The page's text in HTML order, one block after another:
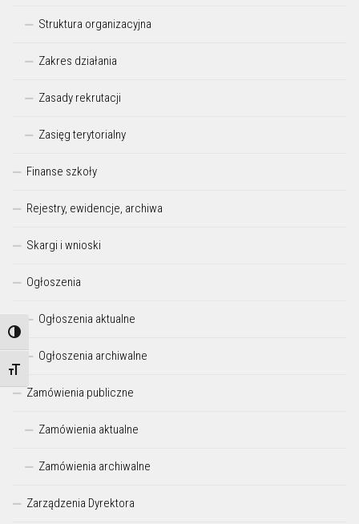
Przełącz wysoki kontrast
Zmień rozmiar czcionek
Struktura organizacyjna
Zakres działania
Zasady rekrutacji
Zasięg terytorialny
Finanse szkoły
Rejestry, ewidencje, archiwa
Skargi i wnioski
Ogłoszenia
Ogłoszenia aktualne
Ogłoszenia archiwalne
Zamówienia publiczne
Zamówienia aktualne
Zamówienia archiwalne
Zarządzenia Dyrektora